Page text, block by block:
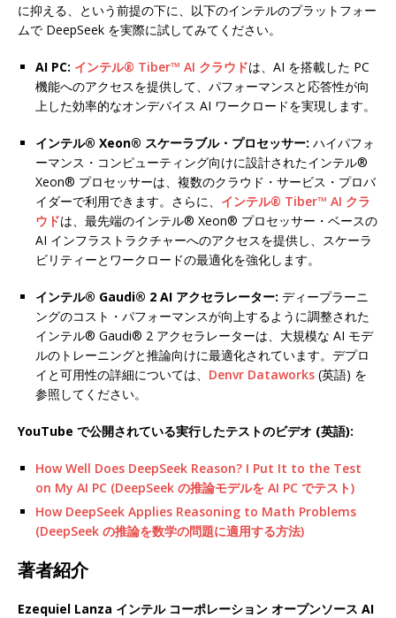
に抑える、という前提の下に、以下のインテルのプラットフォー
ムで DeepSeek を実際に試してみてください。
AI PC: インテル® Tiber™ AI クラウドは、AI を搭載した PC
機能へのアクセスを提供して、パフォーマンスと応答性が向
上した効率的なオンデバイス AI ワークロードを実現します。
インテル® Xeon® スケーラブル・プロセッサー: ハイパフォ
ーマンス・コンピューティング向けに設計されたインテル®
Xeon® プロセッサーは、複数のクラウド・サービス・プロバ
イダーで利用できます。さらに、 インテル® Tiber™ AI クラ
ウドは、最先端のインテル® Xeon® プロセッサー・ベースの
AI インフラストラクチャーへのアクセスを提供し、スケーラ
ビリティーとワークロードの最適化を強化します。
インテル® Gaudi® 2 AI アクセラレーター: ディープラーニ
ングのコスト・パフォーマンスが向上するように調整された
インテル® Gaudi® 2 アクセラレーターは、大規模な AI モデ
ルのトレーニングと推論向けに最適化されています。デプロ
イと可用性の詳細については、 Denvr Dataworks (英語) を
参照してください。
YouTube で公開されている実行したテストのビデオ (英語):
How Well Does DeepSeek Reason? I Put It to the Test
on My AI PC (DeepSeek の推論モデルを AI PC でテスト)
How DeepSeek Applies Reasoning to Math Problems
(DeepSeek の推論を数学の問題に適用する方法)
著者紹介
Ezequiel Lanza インテル コーポレーション オープンソース AI